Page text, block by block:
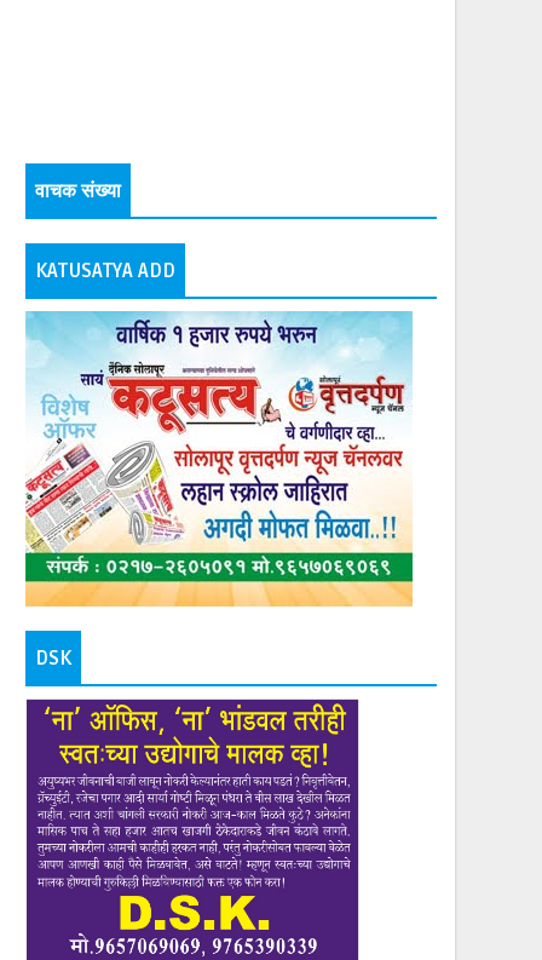
वाचक संख्या
KATUSATYA ADD
DSK